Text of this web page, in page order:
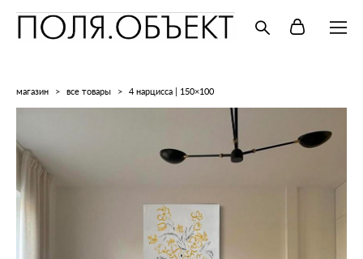
магазин > все товары > 4 нарцисса | 150×100